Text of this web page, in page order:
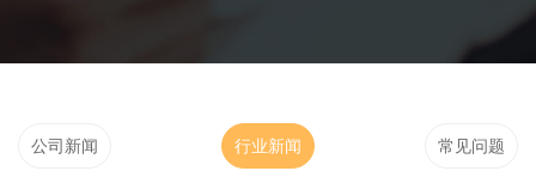
公司新闻 行业新闻 常见问题